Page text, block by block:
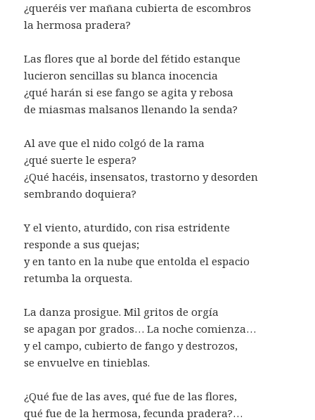
¿queréis ver mañana cubierta de escombros
la hermosa pradera?
Las flores que al borde del fétido estanque
lucieron sencillas su blanca inocencia
¿qué harán si ese fango se agita y rebosa
de miasmas malsanos llenando la senda?
Al ave que el nido colgó de la rama
¿qué suerte le espera?
¿Qué hacéis, insensatos, trastorno y desorden
sembrando doquiera?
Y el viento, aturdido, con risa estridente
responde a sus quejas;
y en tanto en la nube que entolda el espacio
retumba la orquesta.
La danza prosigue. Mil gritos de orgía
se apagan por grados… La noche comienza…
y el campo, cubierto de fango y destrozos,
se envuelve en tinieblas.
¿Qué fue de las aves, qué fue de las flores,
qué fue de la hermosa, fecunda pradera?…